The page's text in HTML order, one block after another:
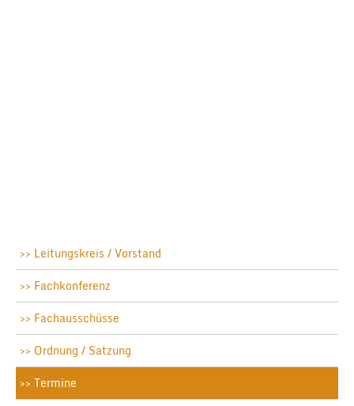
Leitungskreis / Vorstand
Fachkonferenz
Fachausschüsse
Ordnung / Satzung
Termine